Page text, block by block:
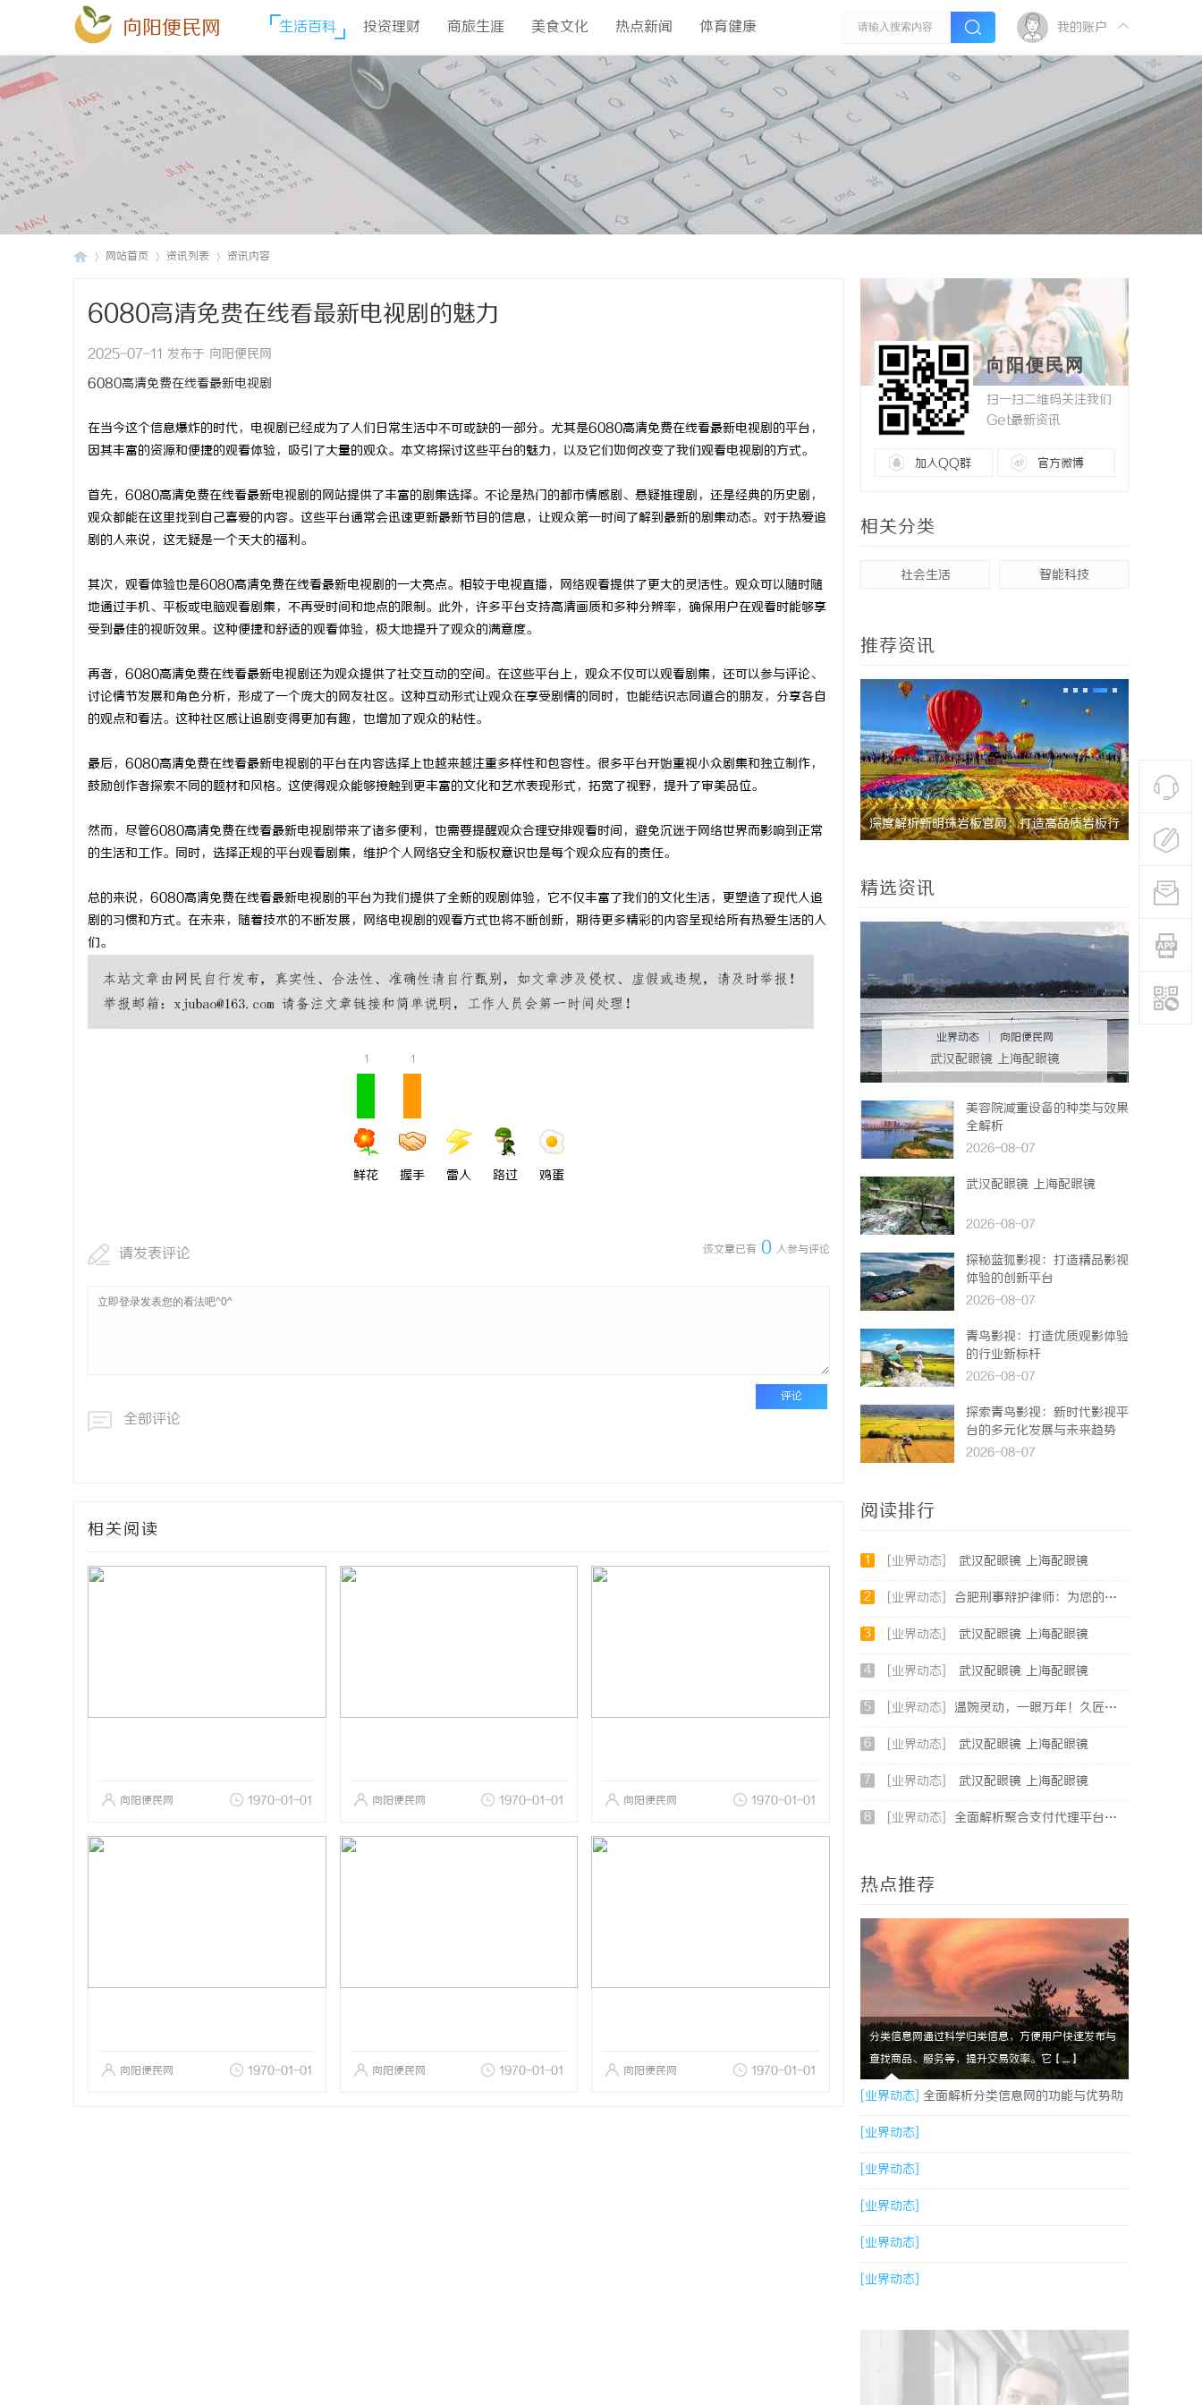
向阳便民网 生活百科 投资理财 商旅生涯 美食文化 热点新闻 体育健康 我的账户
网站首页 资讯列表 资讯内容
6080高清免费在线看最新电视剧的魅力
2025-07-11 发布于 向阳便民网
6080高清免费在线看最新电视剧
在当今这个信息爆炸的时代，电视剧已经成为了人们日常生活中不可或缺的一部分。尤其是6080高清免费在线看最新电视剧的平台，
因其丰富的资源和便捷的观看体验，吸引了大量的观众。本文将探讨这些平台的魅力，以及它们如何改变了我们观看电视剧的方式。
首先，6080高清免费在线看最新电视剧的网站提供了丰富的剧集选择。不论是热门的都市情感剧、悬疑推理剧，还是经典的历史剧，
观众都能在这里找到自己喜爱的内容。这些平台通常会迅速更新最新节目的信息，让观众第一时间了解到最新的剧集动态。对于热爱追
剧的人来说，这无疑是一个天大的福利。
其次，观看体验也是6080高清免费在线看最新电视剧的一大亮点。相较于电视直播，网络观看提供了更大的灵活性。观众可以随时随
地通过手机、平板或电脑观看剧集，不再受时间和地点的限制。此外，许多平台支持高清画质和多种分辨率，确保用户在观看时能够享
受到最佳的视听效果。这种便捷和舒适的观看体验，极大地提升了观众的满意度。
再者，6080高清免费在线看最新电视剧还为观众提供了社交互动的空间。在这些平台上，观众不仅可以观看剧集，还可以参与评论、
讨论情节发展和角色分析，形成了一个庞大的网友社区。这种互动形式让观众在享受剧情的同时，也能结识志同道合的朋友，分享各自
的观点和看法。这种社区感让追剧变得更加有趣，也增加了观众的粘性。
最后，6080高清免费在线看最新电视剧的平台在内容选择上也越来越注重多样性和包容性。很多平台开始重视小众剧集和独立制作，
鼓励创作者探索不同的题材和风格。这使得观众能够接触到更丰富的文化和艺术表现形式，拓宽了视野，提升了审美品位。
然而，尽管6080高清免费在线看最新电视剧带来了诸多便利，也需要提醒观众合理安排观看时间，避免沉迷于网络世界而影响到正常
的生活和工作。同时，选择正规的平台观看剧集，维护个人网络安全和版权意识也是每个观众应有的责任。
总的来说，6080高清免费在线看最新电视剧的平台为我们提供了全新的观剧体验，它不仅丰富了我们的文化生活，更塑造了现代人追
剧的习惯和方式。在未来，随着技术的不断发展，网络电视剧的观看方式也将不断创新，期待更多精彩的内容呈现给所有热爱生活的人
们。
1
鲜花
1
握手 雷人 路过 鸡蛋
该文章已有 0 人参与评论
请发表评论
评论
全部评论
相关阅读
向阳便民网 1970-01-01 向阳便民网 1970-01-01 向阳便民网 1970-01-01
向阳便民网 1970-01-01 向阳便民网 1970-01-01 向阳便民网 1970-01-01
向阳便民网
扫一扫二维码关注我们
Get最新资讯
加入QQ群 官方微博
相关分类
社会生活 智能科技
推荐资讯
武汉配眼镜 上海配眼镜 武汉配眼镜 上海配眼镜 贝净 AC 国际医疗实验室，标准化研发体系
全解析
深度解析新明珠岩板官网：打造高品质岩板行 飞行影院
体验
精选资讯
业界动态 向阳便民网
武汉配眼镜 上海配眼镜
美容院减重设备的种类与效果
全解析
2026-08-07
武汉配眼镜 上海配眼镜
2026-08-07
探秘蓝狐影视：打造精品影视
体验的创新平台
2026-08-07
青鸟影视：打造优质观影体验
的行业新标杆
2026-08-07
探索青鸟影视：新时代影视平
台的多元化发展与未来趋势
2026-08-07
阅读排行
1 [业界动态] 武汉配眼镜 上海配眼镜
2 [业界动态] 合肥刑事辩护律师：为您的权益保驾护航
3 [业界动态] 武汉配眼镜 上海配眼镜
4 [业界动态] 武汉配眼镜 上海配眼镜
5 [业界动态] 温婉灵动，一眼万年！久匠量身定制的眉眼唇，才是你整张脸的点睛之笔！淡颜系女生的气质加分项
6 [业界动态] 武汉配眼镜 上海配眼镜
7 [业界动态] 武汉配眼镜 上海配眼镜
8 [业界动态] 全面解析聚合支付代理平台：助力商户高效管理多渠道支付
热点推荐
分类信息网通过科学归类信息，方便用户快速发布与
查找商品、服务等，提升交易效率。它【....】
[业界动态] 全面解析分类信息网的功能与优势助
力生活便捷化
[业界动态]
[业界动态]
[业界动态]
[业界动态]
[业界动态]